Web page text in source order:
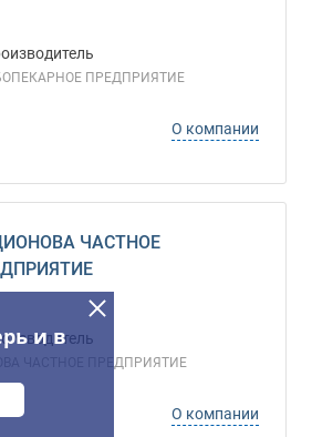
ПРЕДПРИЯТИЕ
О компании
ЧАСТНОЕ
ЧАСТНОЕ ПРЕДПРИЯТИЕ
О компании
и в